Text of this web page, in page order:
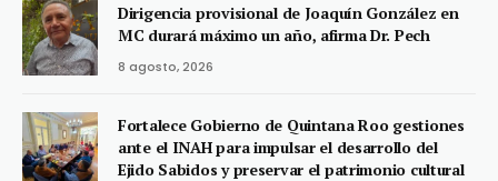
Dirigencia provisional de Joaquín González en
MC durará máximo un año, afirma Dr. Pech
8 agosto, 2026
Fortalece Gobierno de Quintana Roo gestiones
ante el INAH para impulsar el desarrollo del
Ejido Sabidos y preservar el patrimonio cultural